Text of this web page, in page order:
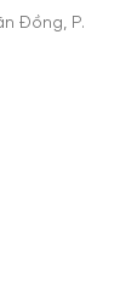
Đồng, P.